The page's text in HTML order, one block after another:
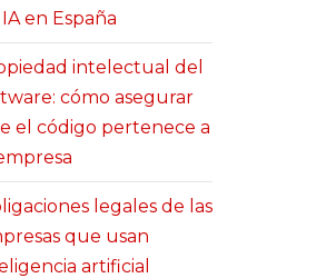
en España
intelectual del
cómo asegurar
el código pertenece a
legales de las
que usan
artificial